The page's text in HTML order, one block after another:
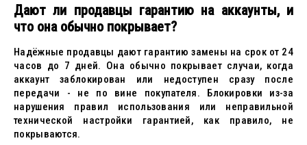
Дают ли продавцы гарантию на аккаунты, и
что она обычно покрывает?
Надёжные продавцы дают гарантию замены на срок от 24
часов до 7 дней. Она обычно покрывает случаи, когда
аккаунт заблокирован или недоступен сразу после
передачи - не по вине покупателя. Блокировки из-за
нарушения правил использования или неправильной
технической настройки гарантией, как правило, не
покрываются.